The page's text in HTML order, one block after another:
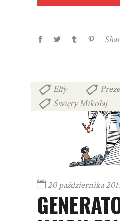
Elfy
Święty Mikołaj
20 października